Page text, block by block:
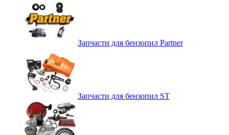
Запчасти для бензопил Partner
Запчасти для бензопил ST